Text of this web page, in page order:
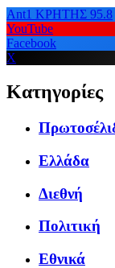
Ant1 ΚΡΗΤΗΣ 95.8
YouTube
Facebook
X
Κατηγορίες
Ελλάδα
Διεθνή
Πολιτική
Εθνικά